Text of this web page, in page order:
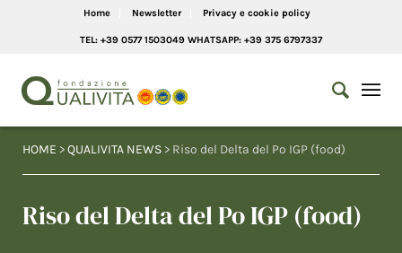
Home Newsletter Privacy e cookie policy
TEL: +39 0577 1503049 WHATSAPP: +39 375 6797337
HOME >QUALIVITA NEWS > Riso del Delta del Po IGP (food)
Riso del Delta del Po IGP (food)